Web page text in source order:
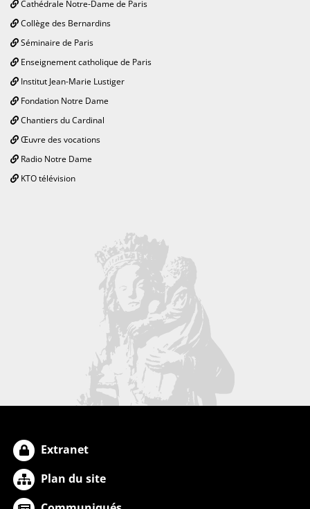
Cathédrale Notre-Dame de Paris
Collège des Bernardins
Séminaire de Paris
Enseignement catholique de Paris
Institut Jean-Marie Lustiger
Fondation Notre Dame
Chantiers du Cardinal
Œuvre des vocations
Radio Notre Dame
KTO télévision
Extranet
Plan du site